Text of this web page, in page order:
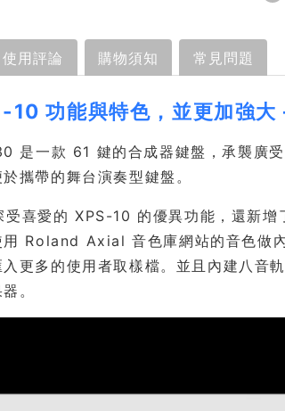
使用評論 購物須知 常見問題
10 功能與特色，並更加強
是一款 61 鍵的合成器鍵盤，承襲廣
攜帶的舞台演奏型鍵盤。
喜愛的 XPS-10 的優異功能，還新增
用 Roland Axial 音色庫網站的音色做
更多的使用者取樣檔。並且內建八音
。